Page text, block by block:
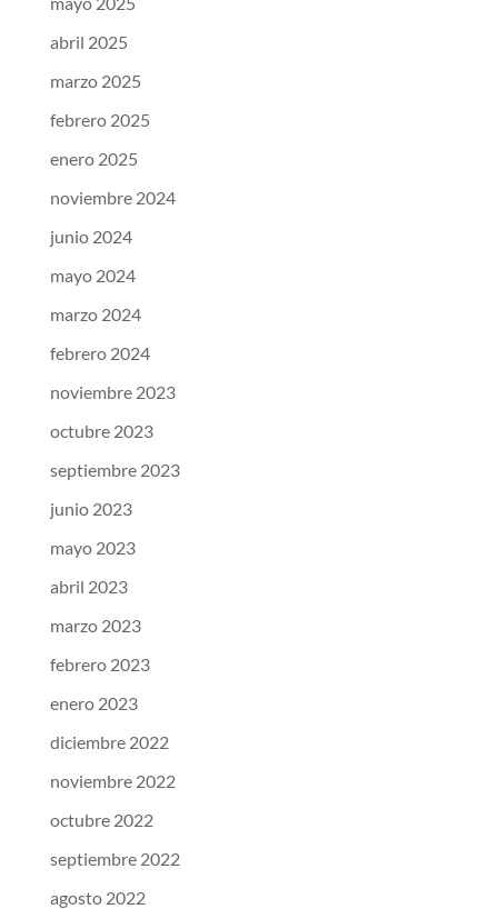
abril 2025
marzo 2025
febrero 2025
enero 2025
noviembre 2024
junio 2024
mayo 2024
marzo 2024
febrero 2024
noviembre 2023
octubre 2023
septiembre 2023
junio 2023
mayo 2023
abril 2023
marzo 2023
febrero 2023
enero 2023
diciembre 2022
noviembre 2022
octubre 2022
septiembre 2022
agosto 2022